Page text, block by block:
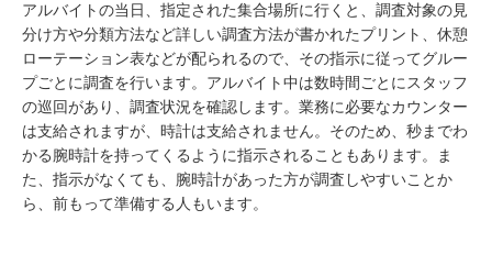
アルバイトの当日、指定された集合場所に行くと、調査対象の見
分け方や分類方法など詳しい調査方法が書かれたプリント、休憩
ローテーション表などが配られるので、その指示に従ってグルー
プごとに調査を行います。アルバイト中は数時間ごとにスタッフ
の巡回があり、調査状況を確認します。業務に必要なカウンター
は支給されますが、時計は支給されません。そのため、秒までわ
かる腕時計を持ってくるように指示されることもあります。ま
た、指示がなくても、腕時計があった方が調査しやすいことか
ら、前もって準備する人もいます。